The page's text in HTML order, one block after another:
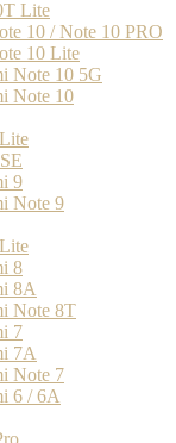
Lite
10 / Note 10 PRO
10 Lite
Note 10 5G
Note 10
9
Note 9
8
8A
Note 8T
7
7A
Note 7
6 / 6A